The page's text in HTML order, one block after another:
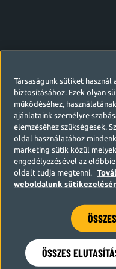
Társaságunk sütiket
biztosításához. Ezek olyan
működéséhez,
ajánlataink személyre
elemzéséhez szükségesek.
oldal használatához
marketing sütik közül
engedélyezésével az
oldalt tudja megtenni.
weboldalunk
ÖSSZES